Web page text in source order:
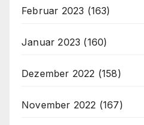
Februar 2023 (163)
Januar 2023 (160)
Dezember 2022 (158)
November 2022 (167)